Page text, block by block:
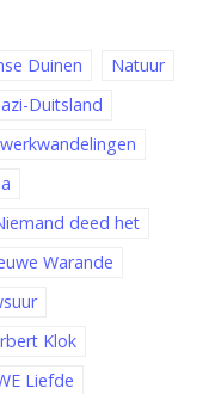
Duinen
Natuur
Duitsland
deed het
Warande
Klok
Liefde